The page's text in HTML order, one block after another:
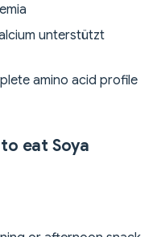
unterstützt
amino acid profile
eat Soya